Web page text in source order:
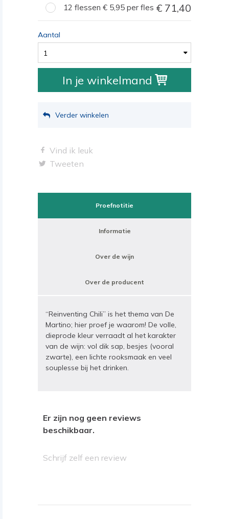
12 flessen 5,95 per fles 71,40
Aantal
1
In je winkelmand
Verder winkelen
Vind ik leuk
Tweeten
Proefnotitie
Informatie
Over de wijn
Over de producent
“Reinventing Chili” is het thema van De
Martino; hier proef je waarom! De volle,
dieprode kleur verraadt al het karakter
van de wijn: vol dik sap, besjes (vooral
zwarte), een lichte rooksmaak en veel
souplesse bij het drinken.
Er zijn nog geen reviews
beschikbaar.
Schrijf zelf een review